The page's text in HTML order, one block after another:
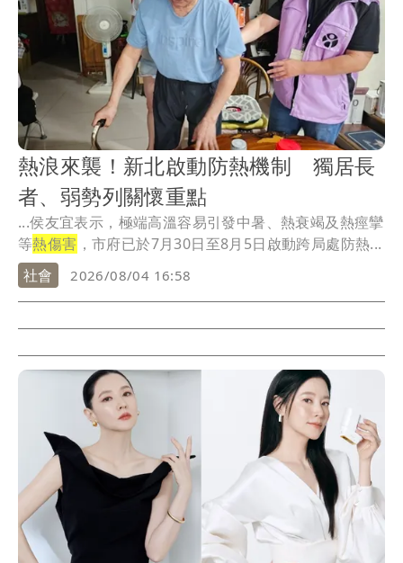
熱浪來襲！新北啟動防熱機制 獨居長
者、弱勢列關懷重點
...侯友宜表示，極端高溫容易引發中暑、熱衰竭及熱痙攣
等熱傷害 ，市府已於7月30日至8月5日啟動跨局處防熱...
社會
2026/08/04 16:58